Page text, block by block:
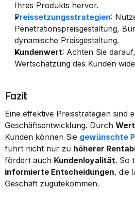
Ihres Produkts hervor.
Preissetzungsstrategien:
Penetrationspreisgestaltung,
dynamische Preisgestaltung.
Kundenwert: Achten Sie
Wertschätzung des Kunden
Fazit
Eine effektive Preisstrategien sind
Geschäftsentwicklung. Durch
Kunden können Sie gewünschte
führt nicht nur zu höherer
fördert auch Kundenloyalität
informierte Entscheidungen, die
Geschäft zugutekommen.